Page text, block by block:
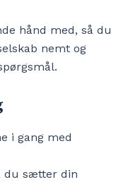
hånd med, så du
nemt og
i gang med
du sætter din